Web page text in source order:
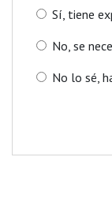
Sí, tiene
No, se
No lo sé,